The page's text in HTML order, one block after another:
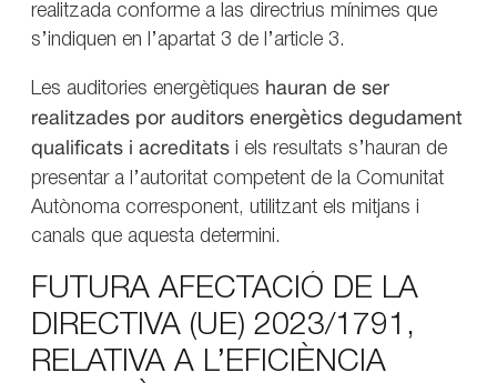
realitzada conforme a las directrius mínimes que
s’indiquen en l’apartat 3 de l’article 3.
Les auditories energètiques hauran de ser
realitzades por auditors energètics degudament
qualificats i acreditats i els resultats s’hauran de
presentar a l’autoritat competent de la Comunitat
Autònoma corresponent, utilitzant els mitjans i
canals que aquesta determini.
FUTURA AFECTACIÓ DE LA
DIRECTIVA (UE) 2023/1791,
RELATIVA A L’EFICIÈNCIA